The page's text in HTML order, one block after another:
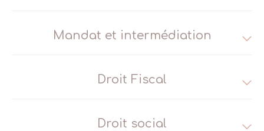
Mandat et intermédiation
Droit Fiscal
Droit social